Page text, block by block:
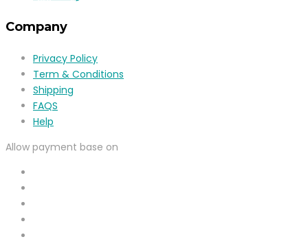
Company
Privacy Policy
Term & Conditions
Shipping
FAQS
Help
Allow payment base on